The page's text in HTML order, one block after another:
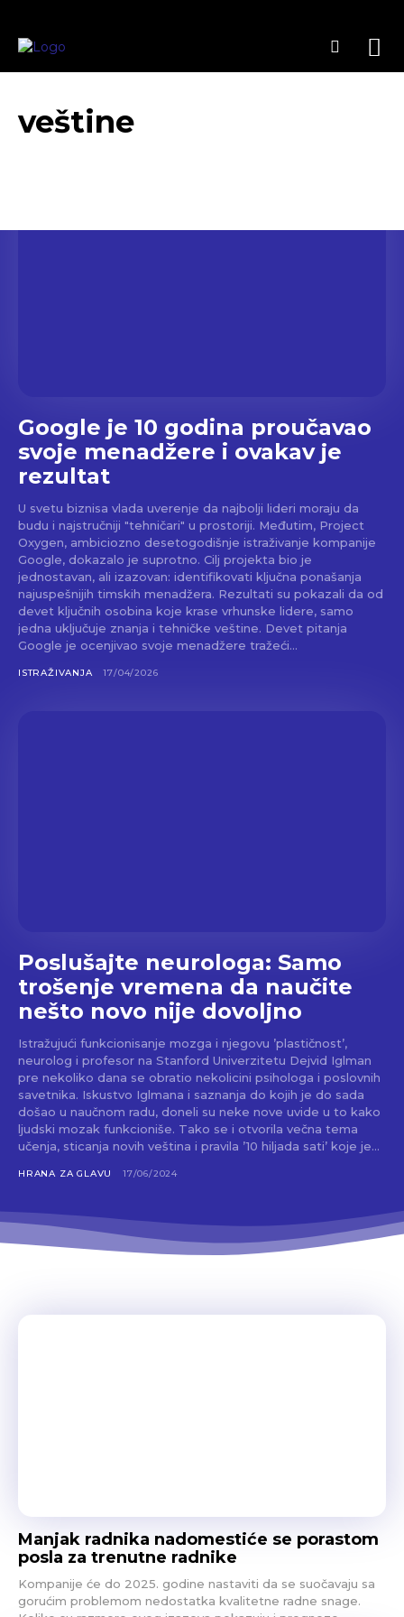
veštine
Google je 10 godina proučavao
svoje menadžere i ovakav je
rezultat
U svetu biznisa vlada uverenje da najbolji lideri moraju da
budu i najstručniji "tehničari" u prostoriji. Međutim, Project
Oxygen, ambiciozno desetogodišnje istraživanje kompanije
Google, dokazalo je suprotno. Cilj projekta bio je
jednostavan, ali izazovan: identifikovati ključna ponašanja
najuspešnijih timskih menadžera. Rezultati su pokazali da od
devet ključnih osobina koje krase vrhunske lidere, samo
jedna uključuje znanja i tehničke veštine. Devet pitanja
Google je ocenjivao svoje menadžere tražeći...
ISTRAŽIVANJA 17/04/2026
Poslušajte neurologa: Samo
trošenje vremena da naučite
nešto novo nije dovoljno
Istražujući funkcionisanje mozga i njegovu ’plastičnost’,
neurolog i profesor na Stanford Univerzitetu Dejvid Iglman
pre nekoliko dana se obratio nekolicini psihologa i poslovnih
savetnika. Iskustvo Iglmana i saznanja do kojih je do sada
došao u naučnom radu, doneli su neke nove uvide u to kako
ljudski mozak funkcioniše. Tako se i otvorila večna tema
učenja, sticanja novih veština i pravila ’10 hiljada sati’ koje je...
HRANA ZA GLAVU 17/06/2024
Manjak radnika nadomestiće se porastom
posla za trenutne radnike
Kompanije će do 2025. godine nastaviti da se suočavaju sa
gorućim problemom nedostatka kvalitetne radne snage.